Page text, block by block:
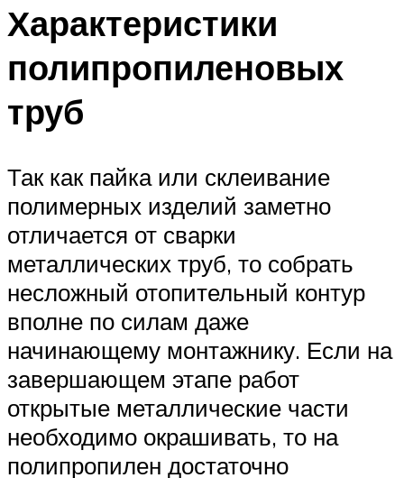
Характеристики
полипропиленовых
труб
Так как пайка или склеивание
полимерных изделий заметно
отличается от сварки
металлических труб, то собрать
несложный отопительный контур
вполне по силам даже
начинающему монтажнику. Если на
завершающем этапе работ
открытые металлические части
необходимо окрашивать, то на
полипропилен достаточно